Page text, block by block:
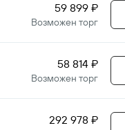
59 899 ₽
Возможен торг
58 814 ₽
Возможен торг
292 978 ₽